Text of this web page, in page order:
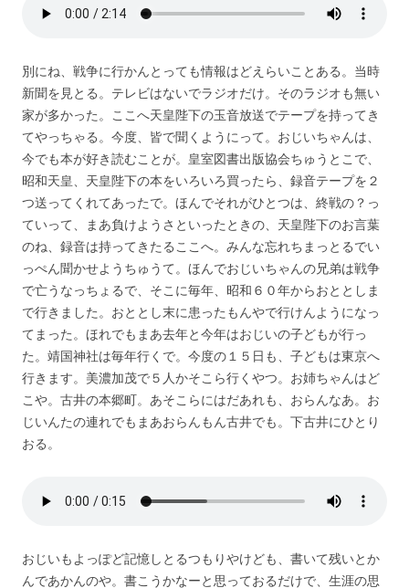
別にね、戦争に行かんとっても情報はどえらいことある。当時
新聞を見とる。テレビはないでラジオだけ。そのラジオも無い
家が多かった。ここへ天皇陛下の玉音放送でテープを持ってき
てやっちゃる。今度、皆で聞くようにって。おじいちゃんは、
今でも本が好き読むことが。皇室図書出版協会ちゅうとこで、
昭和天皇、天皇陛下の本をいろいろ買ったら、録音テープを２
つ送ってくれてあったで。ほんでそれがひとつは、終戦の？っ
ていって、まあ負けようさといったときの、天皇陛下のお言葉
のね、録音は持ってきたるここへ。みんな忘れちまっとるでい
っぺん聞かせようちゅうて。ほんでおじいちゃんの兄弟は戦争
で亡うなっちょるで、そこに毎年、昭和６０年からおととしま
で行きました。おととし末に患ったもんやで行けんようになっ
てまった。ほれでもまあ去年と今年はおじいの子どもが行っ
た。靖国神社は毎年行くで。今度の１５日も、子どもは東京へ
行きます。美濃加茂で５人かそこら行くやつ。お姉ちゃんはど
こや。古井の本郷町。あそこらにはだあれも、おらんなあ。お
じいんたの連れでもまあおらんもん古井でも。下古井にひとり
おる。
おじいもよっぽど記憶しとるつもりやけども、書いて残いとか
んであかんのや。書こうかなーと思っておるだけで、生涯の思